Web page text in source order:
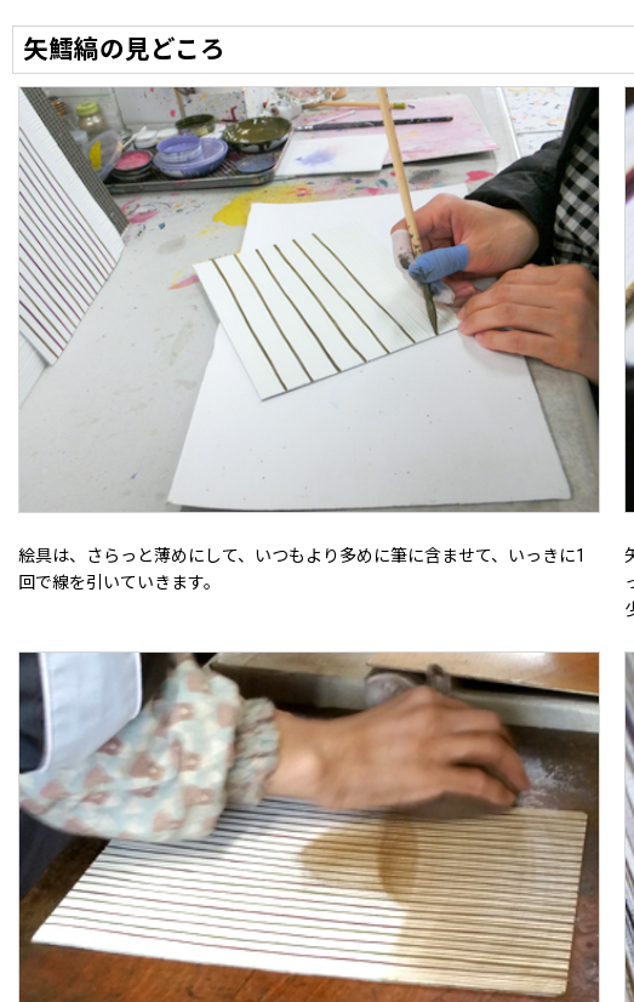
矢鱈縞の見どころ
絵具は、さらっと薄めにして、いつもより多めに筆に含ませて、いっきに1
回で線を引いていきます。